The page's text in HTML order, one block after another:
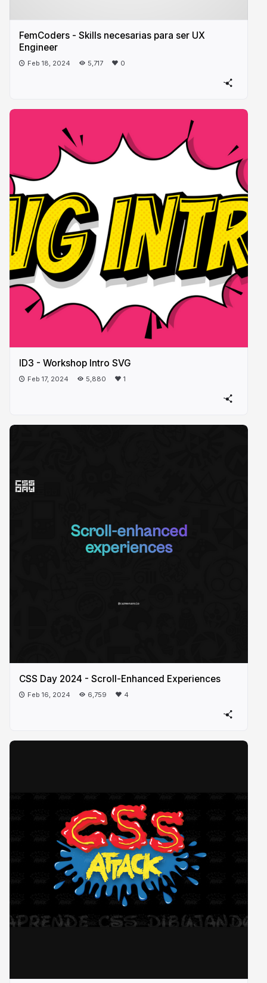
FemCoders - Skills necesarias para ser UX
Engineer
Feb 18, 2024 5,717 0
ID3 - Workshop Intro SVG
Feb 17, 2024 5,880 1
CSS Day 2024 - Scroll-Enhanced Experiences
Feb 16, 2024 6,759 4